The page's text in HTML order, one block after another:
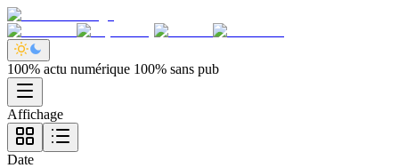
100% actu numérique 100% sans pub
Affichage
Date